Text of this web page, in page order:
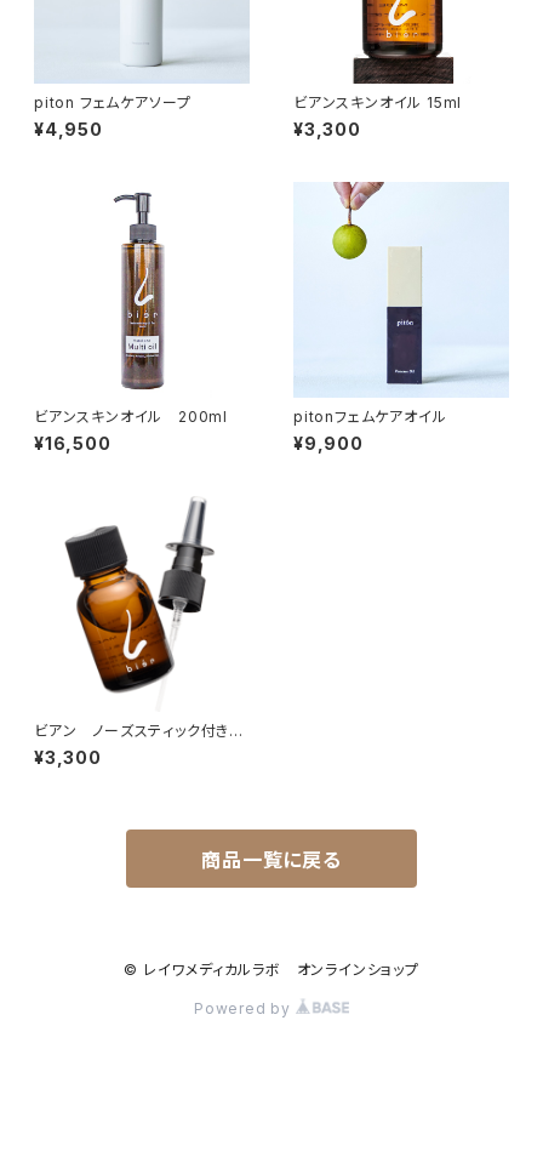
piton フェムケアソープ
¥4,950
ビアンスキンオイル 15ml
¥3,300
ビアンスキンオイル 200ml
¥16,500
pitonフェムケアオイル
¥9,900
ビアン ノーズスティック付き
15ｍL
¥3,300
商品一覧に戻る
© レイワメディカルラボ オンラインショップ
Powered by